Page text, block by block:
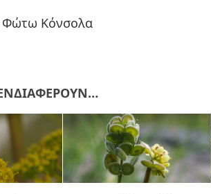
Φώτω Κόνσολα